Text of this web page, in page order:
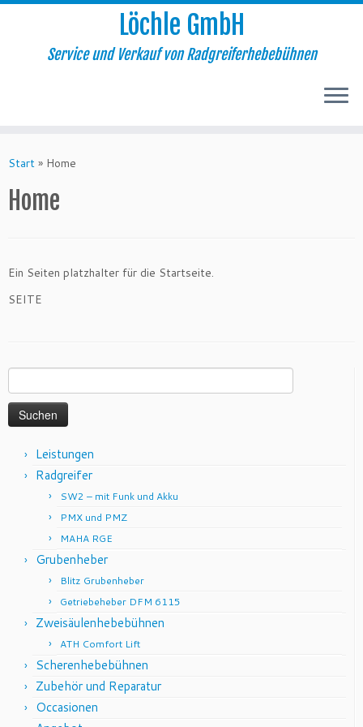
Inhalt
Löchle GmbH
Service und Verkauf von Radgreiferhebebühnen
Start » Home
Home
Ein Seiten platzhalter für die Startseite.
SEITE
nach:
Leistungen
Radgreifer
SW2 – mit Funk und Akku
PMX und PMZ
MAHA RGE
Grubenheber
Blitz Grubenheber
Getriebeheber DFM 6115
Zweisäulenhebebühnen
ATH Comfort Lift
Scherenhebebühnen
Zubehör und Reparatur
Occasionen